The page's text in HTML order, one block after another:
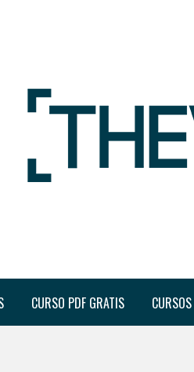
CURSO PDF GRATIS